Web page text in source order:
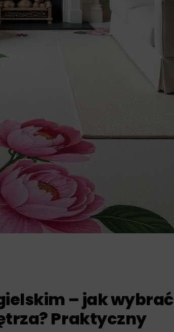
– jak wybrać
Praktyczny